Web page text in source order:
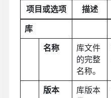
项目或选项
描述
库
名称
库文件
的完整
名称。
版本
库版本